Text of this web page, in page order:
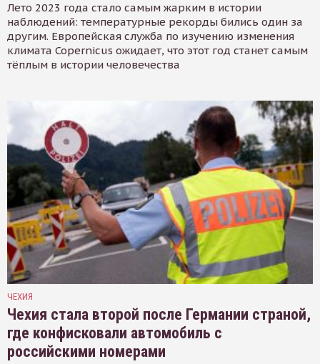
Лето 2023 года стало самым жарким в истории
наблюдений: температурные рекорды бились один за
другим. Европейская служба по изучению изменения
климата Copernicus ожидает, что этот год станет самым
тёплым в истории человечества
ЧЕХИЯ
Чехия стала второй после Германии страной,
где конфисковали автомобиль с
российскими номерами